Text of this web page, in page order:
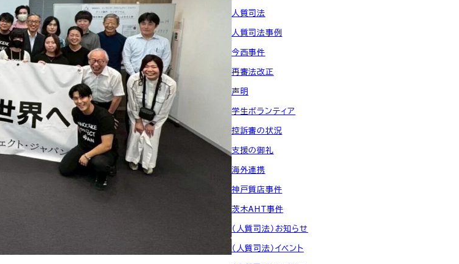
人質司法
人質司法事例
今西事件
再審法改正
声明
学生ボランティア
控訴審の状況
支援の御礼
海外連携
神戸質店事件
茨木AHT事件
（人質司法）お知らせ
（人質司法）イベント